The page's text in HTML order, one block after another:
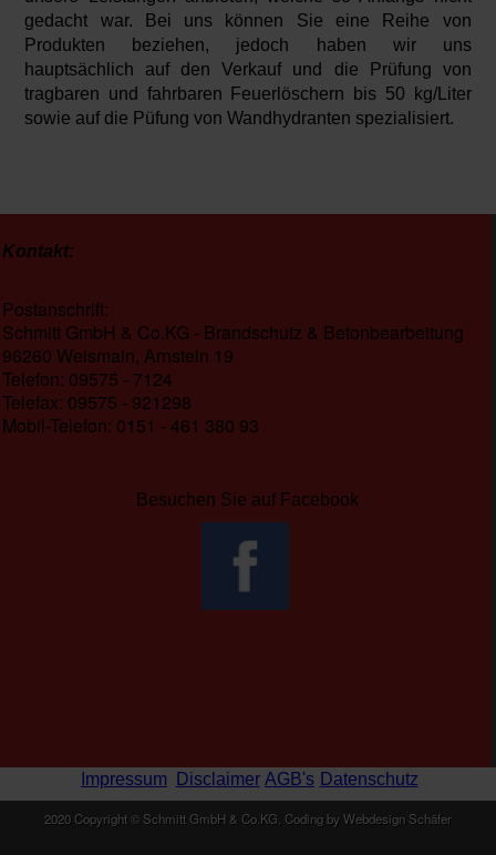
gedacht war. Bei uns können Sie eine Reihe von
Produkten beziehen, jedoch haben wir uns
hauptsächlich auf den Verkauf und die Prüfung von
tragbaren und fahrbaren Feuerlöschern bis 50 kg/Liter
sowie auf die Püfung von Wandhydranten spezialisiert.
Kontakt:
Postanschrift:
Schmitt GmbH & Co.KG - Brandschutz & Betonbearbeitung
96260 Weismain, Arnstein 19
Telefon: 09575 - 7124
Telefax: 09575 - 921298
Mobil-Telefon: 0151 - 461 380 93
Besuchen Sie auf Facebook
Impressum Disclaimer AGB's Datenschutz
2020 Copyright © Schmitt GmbH & Co.KG. Coding by Webdesign Schäfer